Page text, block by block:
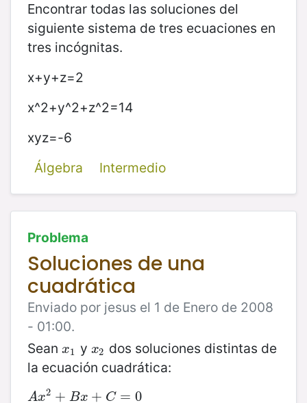
Encontrar todas las soluciones del
siguiente sistema de tres ecuaciones en
tres incógnitas.
x+y+z=2
x^2+y^2+z^2=14
xyz=-6
Álgebra
Intermedio
Problema
Soluciones de una
cuadrática
Enviado por jesus el 1 de Enero de 2008
- 01:00.
Sean x1
x1 y x2
x2 dos soluciones distintas de
la ecuación cuadrática:
Ax2 + Bx + C = 0
Ax2 +B x+C= 0